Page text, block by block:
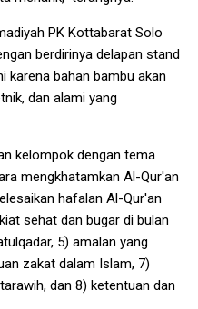
PK Kottabarat Solo
berdirinya delapan stand
karena bahan bambu akan
dan alami yang
kelompok dengan tema
mengkhatamkan Al-Qur'an
hafalan Al-Qur'an
sehat dan bugar di bulan
5) amalan yang
zakat dalam Islam, 7)
dan 8) ketentuan dan